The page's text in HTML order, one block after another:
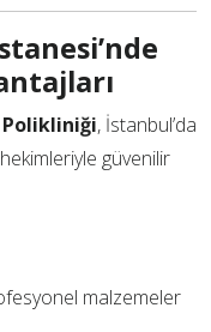
Polikliniği, İstanbul’da
güvenilir
malzemeler